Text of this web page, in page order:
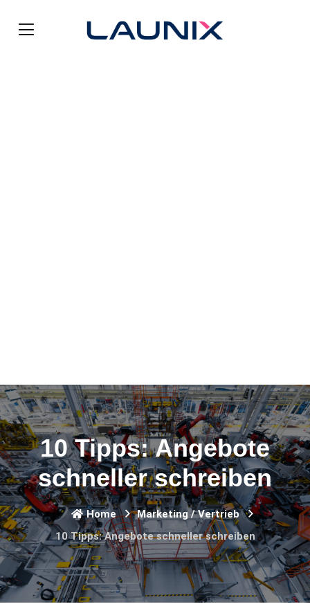
10 Tipps: Angebote
schneller schreiben
Home
Marketing / Vertrieb
10 Tipps: Angebote schneller schreiben